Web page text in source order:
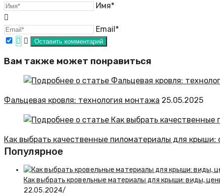
Имя*
Email*
Вам также может понравиться
Фальцевая кровля: технология монтажа 25.05.2025
Как выбрать качественные пиломатериалы для крыши:
Популярное
Как выбрать кровельные материалы для крыши: виды,
22.05.2024/